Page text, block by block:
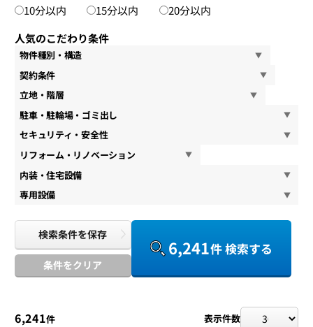
10分以内
15分以内
20分以内
人気のこだわり条件
物件種別・構造
契約条件
立地・階層
駐車・駐輪場・ゴミ出し
セキュリティ・安全性
リフォーム・リノベーション
内装・住宅設備
専用設備
検索条件を保存
条件をクリア
6,241件 検索する
6,241件 表示件数